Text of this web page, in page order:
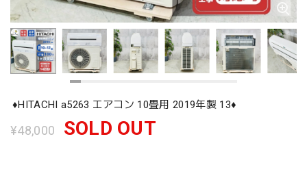
♦️HITACHI a5263 エアコン 10畳用 2019年製 13♦️
¥48,000 SOLD OUT